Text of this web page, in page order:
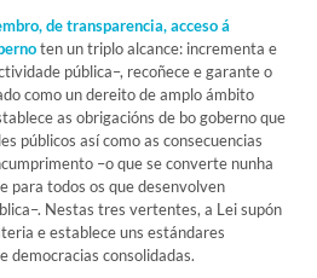
de transparencia, acceso á
ten un triplo alcance: incrementa e
pública–, recoñece e garante o
como un dereito de amplo ámbito
as obrigacións de bo goberno que
públicos así como as consecuencias
–o que se converte nunha
para todos os que desenvolven
Nestas tres vertentes, a Lei supón
e establece uns estándares
democracias consolidadas.